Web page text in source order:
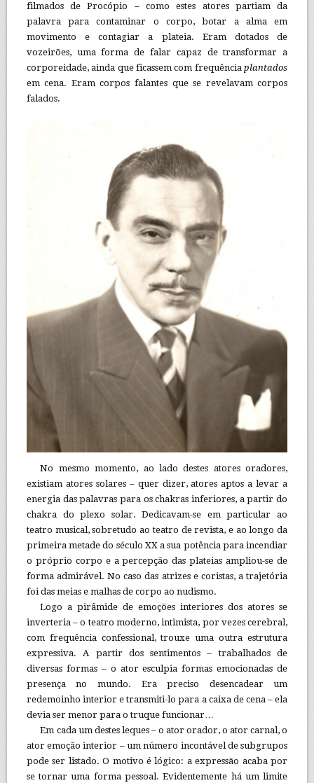
filmados de Procópio – como estes atores partiam da
palavra para contaminar o corpo, botar a alma em
movimento e contagiar a plateia. Eram dotados de
vozeirões, uma forma de falar capaz de transformar a
corporeidade, ainda que ficassem com frequênciaplantados
em cena. Eram corpos falantes que se revelavam corpos
falados.
No mesmo momento, ao lado destes atores oradores,
existiam atores solares – quer dizer, atores aptos a levar a
energia das palavras para os chakras inferiores, a partir do
chakra do plexo solar. Dedicavam-se em particular ao
teatro musical, sobretudo ao teatro de revista, e ao longo da
primeira metade do século XX a sua potência para incendiar
o próprio corpo e a percepção das plateias ampliou-se de
forma admirável. No caso das atrizes e coristas, a trajetória
foi das meias e malhas de corpo ao nudismo.
Logo a pirâmide de emoções interiores dos atores se
inverteria – o teatro moderno, intimista, por vezes cerebral,
com frequência confessional, trouxe uma outra estrutura
expressiva. A partir dos sentimentos – trabalhados de
diversas formas – o ator esculpia formas emocionadas de
presença no mundo. Era preciso desencadear um
redemoinho interior e transmiti-lo para a caixa de cena – ela
devia ser menor para o truque funcionar…
Em cada um destes leques – o ator orador, o ator carnal, o
ator emoção interior – um número incontável de subgrupos
pode ser listado. O motivo é lógico: a expressão acaba por
se tornar uma forma pessoal. Evidentemente há um limite